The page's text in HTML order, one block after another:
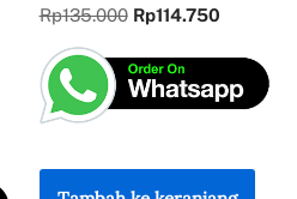
MEMORI,
PENGALAMAN,
DAN
REFLEKSI
KEBANGSAAN